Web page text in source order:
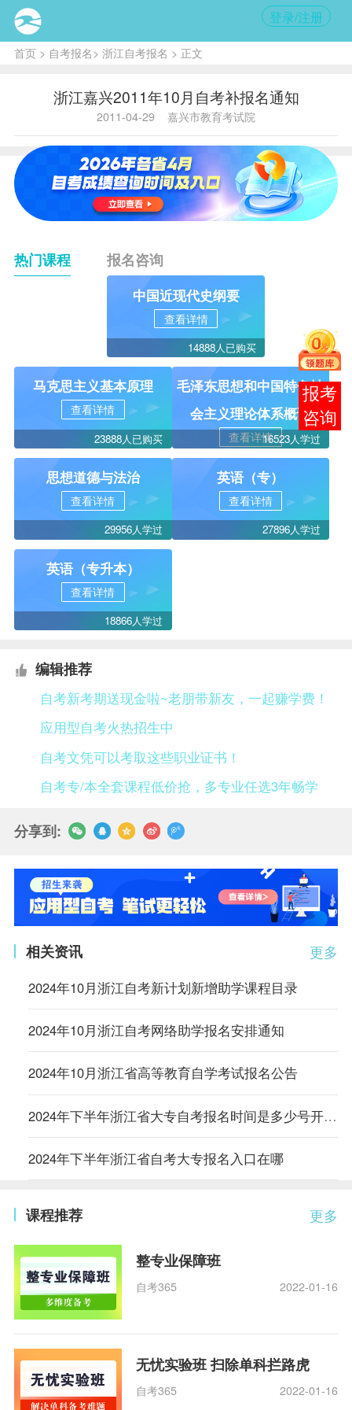
登录/注册
首页> 自考报名> 浙江自考报名 > 正文
浙江嘉兴2011年10月自考补报名通知
2011-04-29 嘉兴市教育考试院
热门课程 报名咨询
中国近现代史纲要
查看详情
14888人已购买
马克思主义基本原理
查看详情
23888人已购买
毛泽东思想和中国特色社
会主义理论体系概论
查看详情16523人学过
思想道德与法治
查看详情
29956人学过
英语（专）
查看详情
27896人学过
英语（专升本）
查看详情
18866人学过
编辑推荐
自考新考期送现金啦~老朋带新友，一起赚学费！
应用型自考火热招生中
自考文凭可以考取这些职业证书！
自考专/本全套课程低价抢，多专业任选3年畅学
分享到:
更多
相关资讯
2024年10月浙江自考新计划新增助学课程目录
2024年10月浙江自考网络助学报名安排通知
2024年10月浙江省高等教育自学考试报名公告
2024年下半年浙江省大专自考报名时间是多少号开始报名的
2024年下半年浙江省自考大专报名入口在哪
更多
课程推荐
整专业保障班
自考365 2022-01-16
无忧实验班 扫除单科拦路虎
自考365 2022-01-16
报考
咨询